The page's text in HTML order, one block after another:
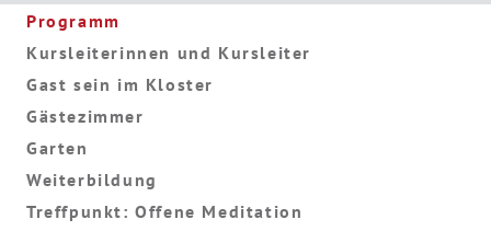
Programm
Kursleiterinnen und Kursleiter
Gast sein im Kloster
Gästezimmer
Garten
Weiterbildung
Treffpunkt: Offene Meditation